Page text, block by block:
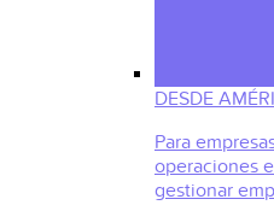
DESDE
Para
operaciones
gestionar